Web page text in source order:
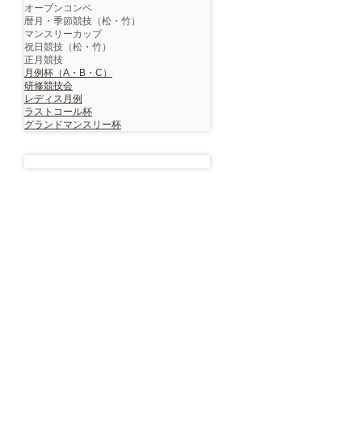
オープンコンペ
暦月・季節競技（松・竹）
マンスリーカップ
祝日競技（松・竹）
正月競技
月例杯（A・B・C）
研修競技会
レディス月例
ラストコール杯
グランドマンスリー杯